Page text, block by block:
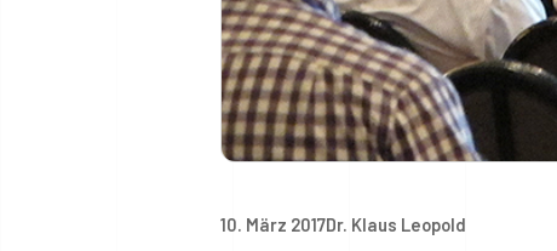
10. März 2017Dr. Klaus Leopold